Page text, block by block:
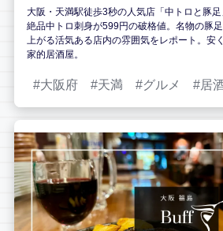
大阪・天満駅徒歩3秒の人気店「中トロと豚足
絶品中トロ刺身が599円の破格値。名物の豚
上がる活気ある店内の雰囲気をレポート。安
家的居酒屋。
大阪府 天満 グルメ 居